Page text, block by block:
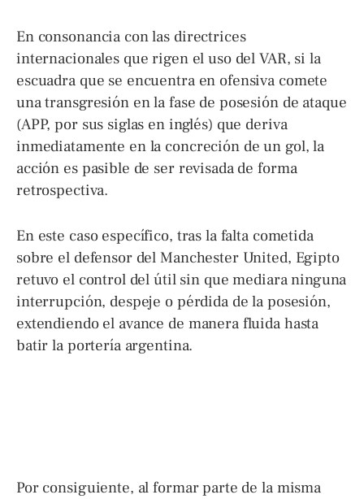
En consonancia con las directrices
internacionales que rigen el uso del VAR, si la
escuadra que se encuentra en ofensiva comete
una transgresión en la fase de posesión de ataque
(APP, por sus siglas en inglés) que deriva
inmediatamente en la concreción de un gol, la
acción es pasible de ser revisada de forma
retrospectiva.
En este caso específico, tras la falta cometida
sobre el defensor del Manchester United, Egipto
retuvo el control del útil sin que mediara ninguna
interrupción, despeje o pérdida de la posesión,
extendiendo el avance de manera fluida hasta
batir la portería argentina.
Por consiguiente, al formar parte de la misma